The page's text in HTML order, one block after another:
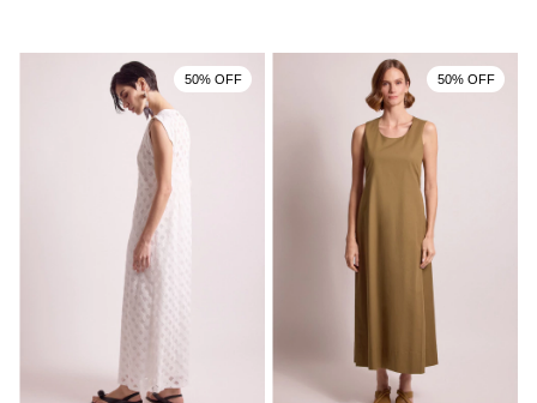
50% OFF 50% OFF